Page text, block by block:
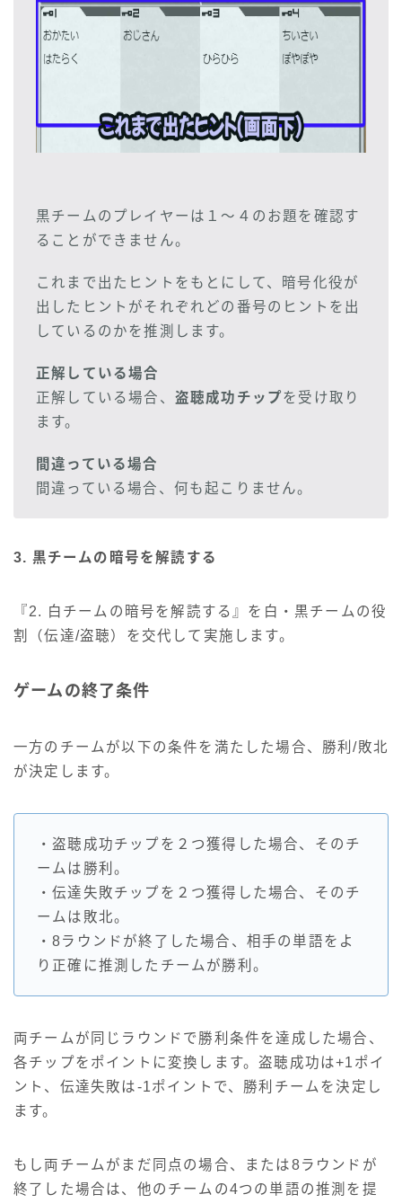
黒チームのプレイヤーは１～４のお題を確認す
ることができません。
これまで出たヒントをもとにして、暗号化役が
出したヒントがそれぞれどの番号のヒントを出
しているのかを推測します。
正解している場合
正解している場合、 盗聴成功チップを受け取り
ます。
間違っている場合
間違っている場合、何も起こりません。
3. 黒チームの暗号を解読する
『2. 白チームの暗号を解読する』を白・黒チームの役
割（伝達/盗聴）を交代して実施します。
ゲームの終了条件
一方のチームが以下の条件を満たした場合、勝利/敗北
が決定します。
・盗聴成功チップを２つ獲得した場合、そのチ
ームは勝利。
・伝達失敗チップを２つ獲得した場合、そのチ
ームは敗北。
・8ラウンドが終了した場合、相手の単語をよ
り正確に推測したチームが勝利。
両チームが同じラウンドで勝利条件を達成した場合、
各チップをポイントに変換します。盗聴成功は+1ポイ
ント、伝達失敗は-1ポイントで、勝利チームを決定し
ます。
もし両チームがまだ同点の場合、または8ラウンドが
終了した場合は、他のチームの4つの単語の推測を提